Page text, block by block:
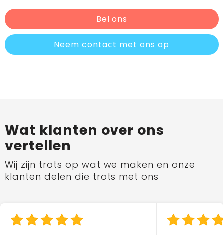
Bel ons
Neem contact met ons op
Wat klanten over ons
vertellen
Wij zijn trots op wat we maken en onze
klanten delen die trots met ons